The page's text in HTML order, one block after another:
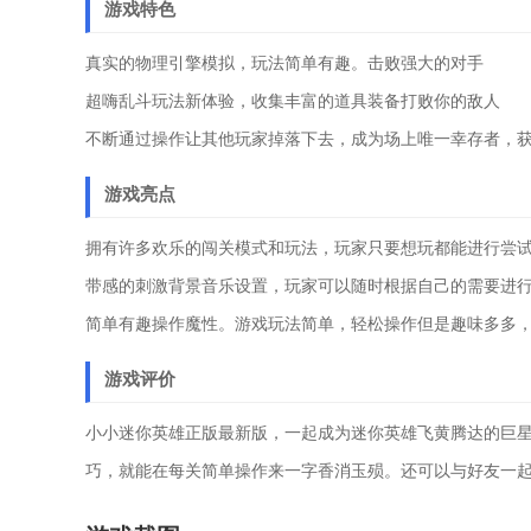
游戏特色
真实的物理引擎模拟，玩法简单有趣。击败强大的对手
超嗨乱斗玩法新体验，收集丰富的道具装备打败你的敌人
不断通过操作让其他玩家掉落下去，成为场上唯一幸存者，
游戏亮点
拥有许多欢乐的闯关模式和玩法，玩家只要想玩都能进行尝
带感的刺激背景音乐设置，玩家可以随时根据自己的需要进
简单有趣操作魔性。游戏玩法简单，轻松操作但是趣味多多
游戏评价
小小迷你英雄正版最新版，一起成为迷你英雄飞黄腾达的巨
巧，就能在每关简单操作来一字香消玉殒。还可以与好友一